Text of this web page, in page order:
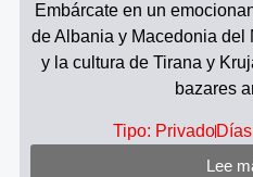
Embárcate en un
de Albania y Macedonia del
y la cultura de Tirana y
bazares
Tipo: Privado
Lee